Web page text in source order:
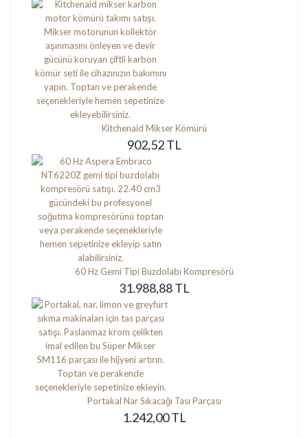
Kitchenaid Mikser Kömürü
902,52 TL
60 Hz Gemi Tipi Buzdolabı Kompresörü
31.988,88 TL
Portakal Nar Sıkacağı Tası Parçası
1.242,00 TL